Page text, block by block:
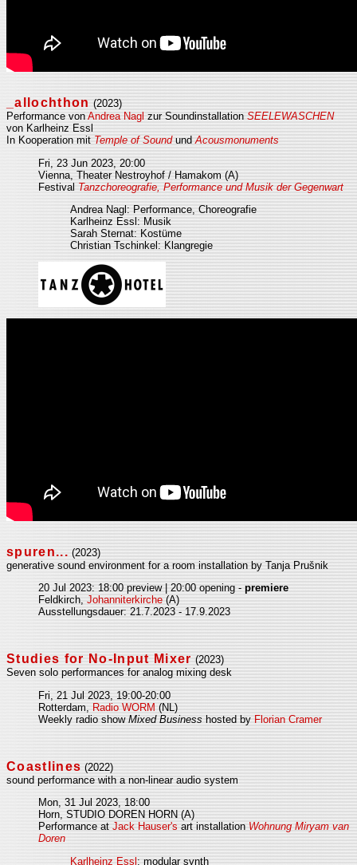
_allochthon (2023)
Performance von Andrea Nagl zur Soundinstallation SEELEWASCHEN
von Karlheinz Essl
In Kooperation mit Temple of SoundundAcousmonuments
Fri, 23 Jun 2023, 20:00
Vienna, Theater Nestroyhof / Hamakom (A)
Festival Tanzchoreografie, Performance und Musik der Gegenwart
Andrea Nagl: Performance, Choreografie
Karlheinz Essl: Musik
Sarah Sternat: Kostüme
Christian Tschinkel: Klangregie
spuren... (2023)
generative sound environment for a room installation by Tanja Prušnik
20 Jul 2023: 18:00 preview | 20:00 opening - premiere
Feldkirch, Johanniterkirche (A)
Ausstellungsdauer: 21.7.2023 - 17.9.2023
Studies for No-Input Mixer (2023)
Seven solo performances for analog mixing desk
Fri, 21 Jul 2023, 19:00-20:00
Rotterdam, Radio WORM (NL)
Weekly radio show Mixed Business hosted by Florian Cramer
Coastlines (2022)
sound performance with a non-linear audio system
Mon, 31 Jul 2023, 18:00
Horn, STUDIO DOREN HORN (A)
Performance at Jack Hauser's art installation Wohnung Miryam van
Doren
Karlheinz Essl: modular synth